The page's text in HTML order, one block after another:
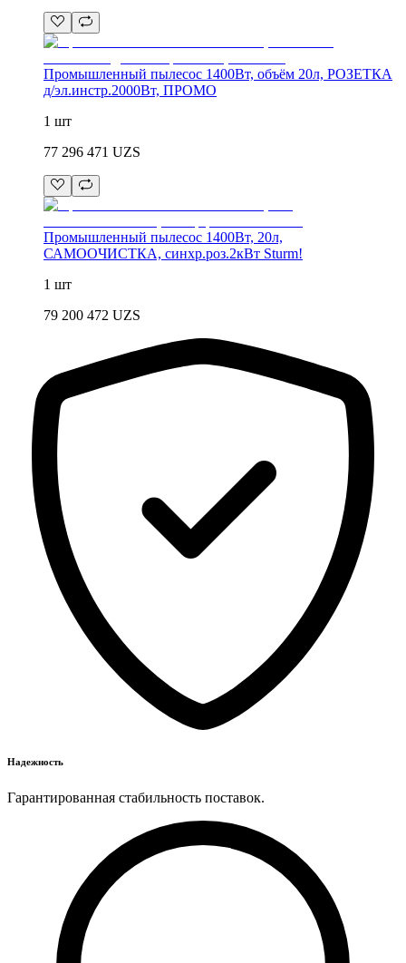
Промышленный пылесос 1400Вт, объём 20л, РОЗЕТКА
д/эл.инстр.2000Вт, ПРОМО
1 шт
77 296 471 UZS
Промышленный пылесос 1400Вт, 20л,
САМООЧИСТКА, синхр.роз.2кВт Sturm!
1 шт
79 200 472 UZS
Надежность
Гарантированная стабильность поставок.